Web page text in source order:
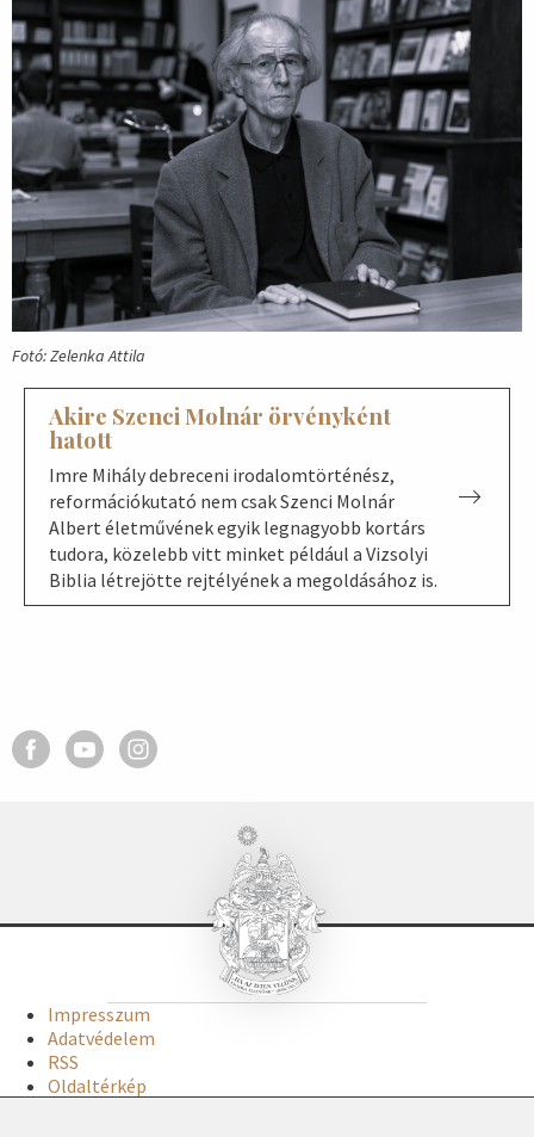
Fotó: Zelenka Attila
Akire Szenci Molnár örvényként
hatott
Imre Mihály debreceni irodalomtörténész,
reformációkutató nem csak Szenci Molnár
Albert életművének egyik legnagyobb kortárs
tudora, közelebb vitt minket például a Vizsolyi
Biblia létrejötte rejtélyének a megoldásához is.
Impresszum
Adatvédelem
RSS
Oldaltérkép